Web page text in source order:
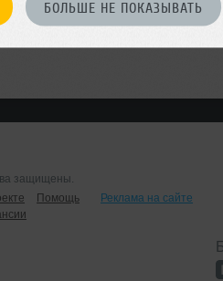
БОЛЬШЕ НЕ ПОКАЗЫВАТЬ
защищены.
Помощь
Реклама на сайте